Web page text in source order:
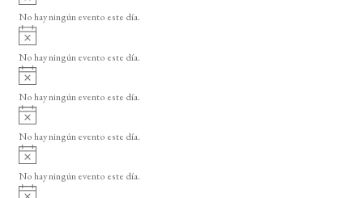
o
v
i
o
No hay ningún evento este día.
A
v
i
o
No hay ningún evento este día.
A
v
i
o
No hay ningún evento este día.
A
v
i
o
No hay ningún evento este día.
A
v
i
No hay ningún evento este día.
A